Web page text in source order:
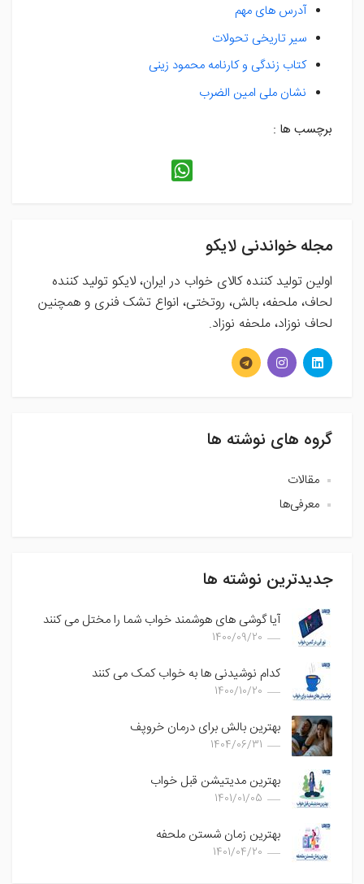
آدرس های مهم
سیر تاریخی تحولات
کتاب زندگی و کارنامه محمود زینی
نشان ملی امین الضرب
برچسب ها :
مجله خواندنی لایکو
اولین تولید کننده کالای خواب در ایران، لایکو تولید کننده
لحاف، ملحفه، بالش، روتختی، انواع تشک فنری و همچنین
لحاف نوزاد، ملحفه نوزاد.
گروه های نوشته ها
مقالات
معرفی‌ها
جدیدترین نوشته ها
آیا گوشی های هوشمند خواب شما را مختل می کنند
1400/09/20
کدام نوشیدنی ها به خواب کمک می کنند
1400/10/20
بهترین بالش برای درمان خروپف
1404/06/31
بهترین مدیتیشن قبل خواب
1401/01/05
بهترین زمان شستن ملحفه
1401/04/20